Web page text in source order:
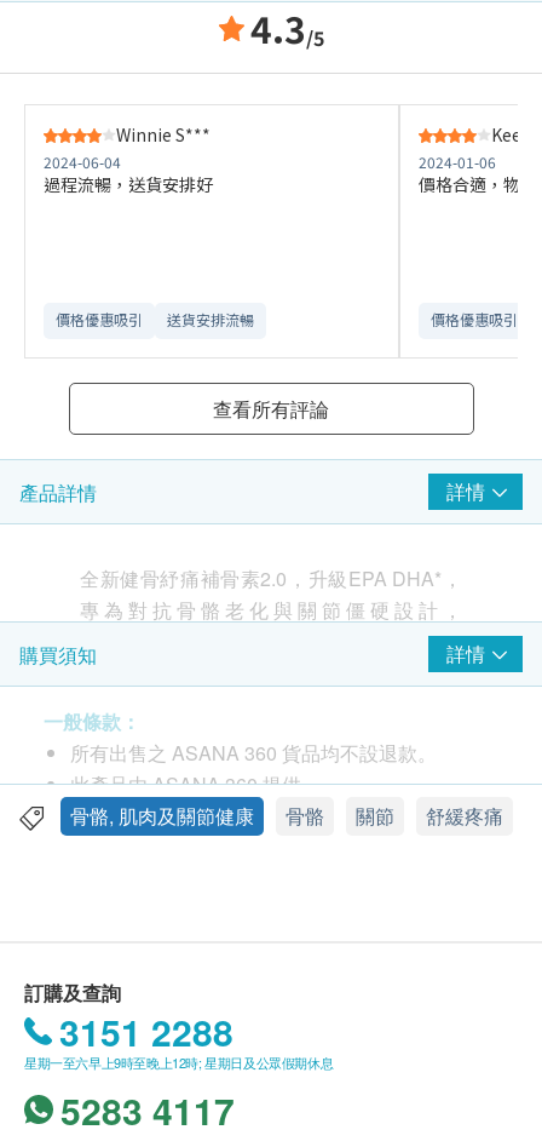
4.3/5
Winnie S***
2024-06-04
過程流暢，送貨安排好
價格優惠吸引 送貨安排流暢
Kee
2024-01-06
價格合適，物
價格優惠吸引
查看所有評論
產品詳情 詳情
全新健骨紓痛補骨素2.0，升級EPA DHA*，
專為對抗骨骼老化與關節僵硬設計，
Serrazimes® 、Inflamtex ™及奧米加3魚油
*，修補關節、改善僵硬與疼痛、N-乙醯葡萄
骼重現年輕，行動自如！針對肩頸、腰背、
手腳關節，盡情享受活動自由！
韓國最新研製 • 雙酵素配方 • 升級DHA及
DPA*成分
九大精純止痛、修補軟骨成分
環球高效關節保健成分
強化關節軟骨．撃退磨蝕咯咯聲．靈活！
購買須知 詳情
一般條款：
所有出售之 ASANA 360 貨品均不設退款。
此產品由 ASANA 360 提供。
如有任何爭議，ASANA 360及健康網購
HK$85運費。
我們將於確定訂單後1-3個工作天內安排發貨。
不排除運送時間會因節日而有所影響。當八號烈風
訊號懸掛或黑色暴雨警告生效時，送貨服務時間將
會延遲。
骨骼, 肌肉及關節健康 骨骼 關節 舒緩疼痛
訂購及查詢
3151 2288
星期一至六早上9時至晚上12時; 星期日及公眾假期休息
5283 4117